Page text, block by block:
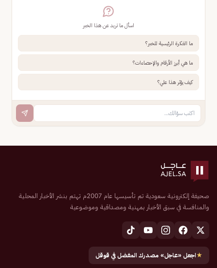
اسأل ما تريد عن هذا الخبر
ما الفكرة الرئيسية للخبر؟
ما هي أبرز الأرقام والإحصاءات؟
كيف يؤثر هذا علي؟
صحيفة إلكترونية سعودية تم تأسيسها عام 2007م تهتم بنشر الأخبار المحلية
والمنافسة في سبق الأخبار بمهنية ومصداقية وموضوعية
★اجعل «عاجل» مصدرك المفضل في قوقل